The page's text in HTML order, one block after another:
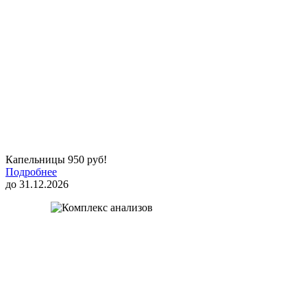
Капельницы 950 руб!
Подробнее
до 31.12.2026